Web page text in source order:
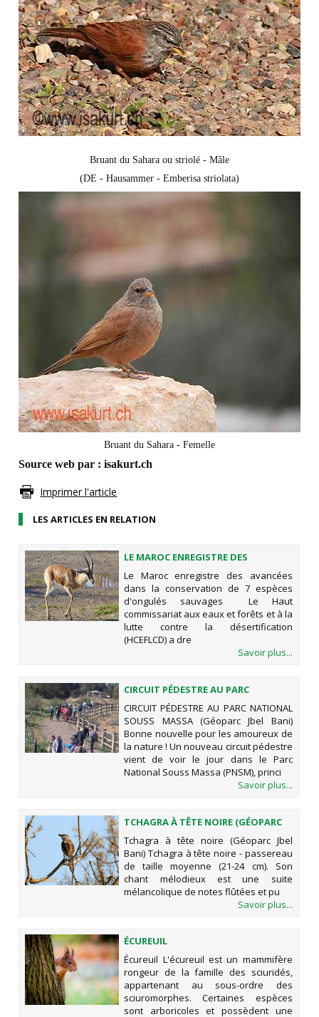
Bruant du Sahara ou striolé - Mâle
(DE - Hausammer - Emberisa striolata)
Bruant du Sahara - Femelle
Source web par : isakurt.ch
Imprimer l'article
LES ARTICLES EN RELATION
LE MAROC ENREGISTRE DES
AVANCÉES DANS LA CONSERVATION
DE 7 ESPÈCES D'ONGULÉS SAUVAGES
Le Maroc enregistre des avancées
dans la conservation de 7 espèces
d'ongulés sauvages Le Haut
commissariat aux eaux et forêts et à la
lutte contre la désertification
(HCEFLCD) a dre
Savoir plus...
CIRCUIT PÉDESTRE AU PARC
NATIONAL SOUSS MASSA (GÉOPARC
JBEL BANI)
CIRCUIT PÉDESTRE AU PARC NATIONAL
SOUSS MASSA (Géoparc Jbel Bani)
Bonne nouvelle pour les amoureux de
la nature ! Un nouveau circuit pédestre
vient de voir le jour dans le Parc
National Souss Massa (PNSM), princi
Savoir plus...
TCHAGRA À TÊTE NOIRE (GÉOPARC
JBEL BANI)
Tchagra à tête noire (Géoparc Jbel
Bani) Tchagra à tête noire - passereau
de taille moyenne (21-24 cm). Son
chant mélodieux est une suite
mélancolique de notes flûtées et pu
Savoir plus...
ÉCUREUIL
Écureuil L'écureuil est un mammifère
rongeur de la famille des sciuridés,
appartenant au sous-ordre des
sciuromorphes. Certaines espèces
sont arboricoles et possèdent une